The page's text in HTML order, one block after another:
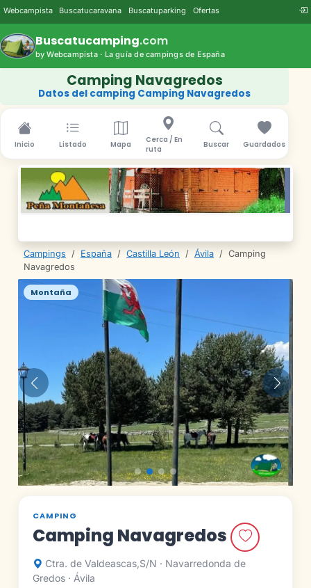
Webcampista Buscatucaravana Buscatuparking Ofertas
Buscatucamping.com
by Webcampista · La guía de campings de España
Camping Navagredos
Datos del camping Camping Navagredos
Inicio Listado Mapa
Cerca / En
ruta
Buscar Guardados
Campings / España / Castilla León / Ávila / Camping
Navagredos
Montaña
Anterior
CAMPING
Camping Navagredos
Ctra. de Valdeascas,S/N · Navarredonda de
Gredos · Ávila